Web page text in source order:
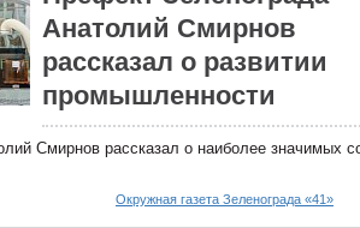
Анатолий Смирнов
рассказал о развитии
промышленности
Смирнов рассказал о наиболее значимых
Окружная газета Зеленограда «41»